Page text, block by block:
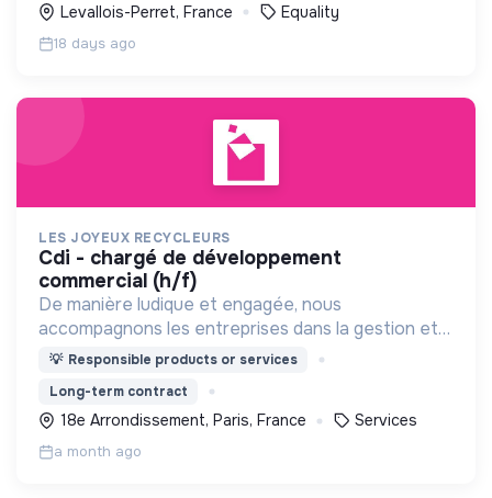
Levallois-Perret, France
Equality
18 days ago
LES JOYEUX RECYCLEURS
cdi - chargé de développement
commercial (h/f)
De manière ludique et engagée, nous
accompagnons les entreprises dans la gestion et
la valorisation de leurs déchets recyclables, tout
💡 Responsible products or services
Long-term contract
18e Arrondissement, Paris, France Services
a month ago